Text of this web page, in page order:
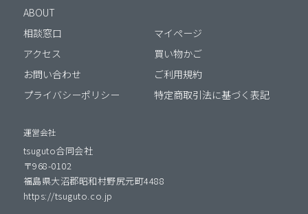
ABOUT
相談窓口
アクセス
お問い合わせ
プライバシーポリシー
マイページ
買い物かご
ご利用規約
特定商取引法に基づく表記
運営会社
tsuguto合同会社
〒968-0102
福島県大沼郡昭和村野尻元町4488
https://tsuguto.co.jp